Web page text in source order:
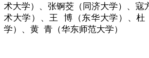
术大学）、张锕茭（同济大学）、寇
术大学）、王 博（东华大学）、
学）、黄 青（华东师范大学）